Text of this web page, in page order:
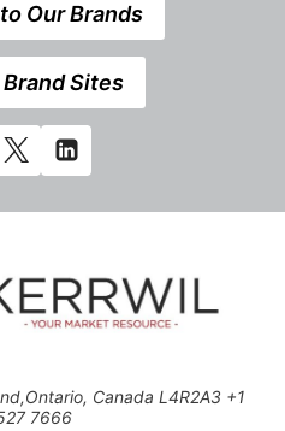
Our Brands
Sites
Canada L4R2A3 +1
7666